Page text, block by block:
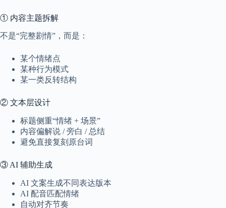
① 内容主题拆解
不是“完整剧情”，而是：
某个情绪点
某种行为模式
某一类反转结构
② 文本层设计
标题侧重“情绪 + 场景”
内容偏解说 / 旁白 / 总结
避免直接复刻原台词
③ AI 辅助生成
AI 文案生成不同表达版本
AI 配音匹配情绪
自动对齐节奏